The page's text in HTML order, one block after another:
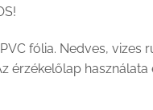
fólia. Nedves, vizes
érzékelőlap